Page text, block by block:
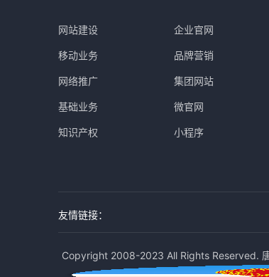
网站建设
移动业务
网络推广
基础业务
知识产权
企业官网
品牌营销
集团网站
微官网
小程序
友情链接：
Copyright 2008-2023 All Rights Reserved.